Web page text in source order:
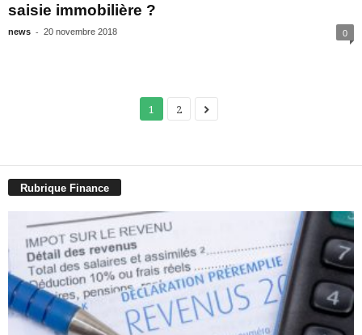
saisie immobilière ?
news - 20 novembre 2018 0
1 2
Rubrique Finance